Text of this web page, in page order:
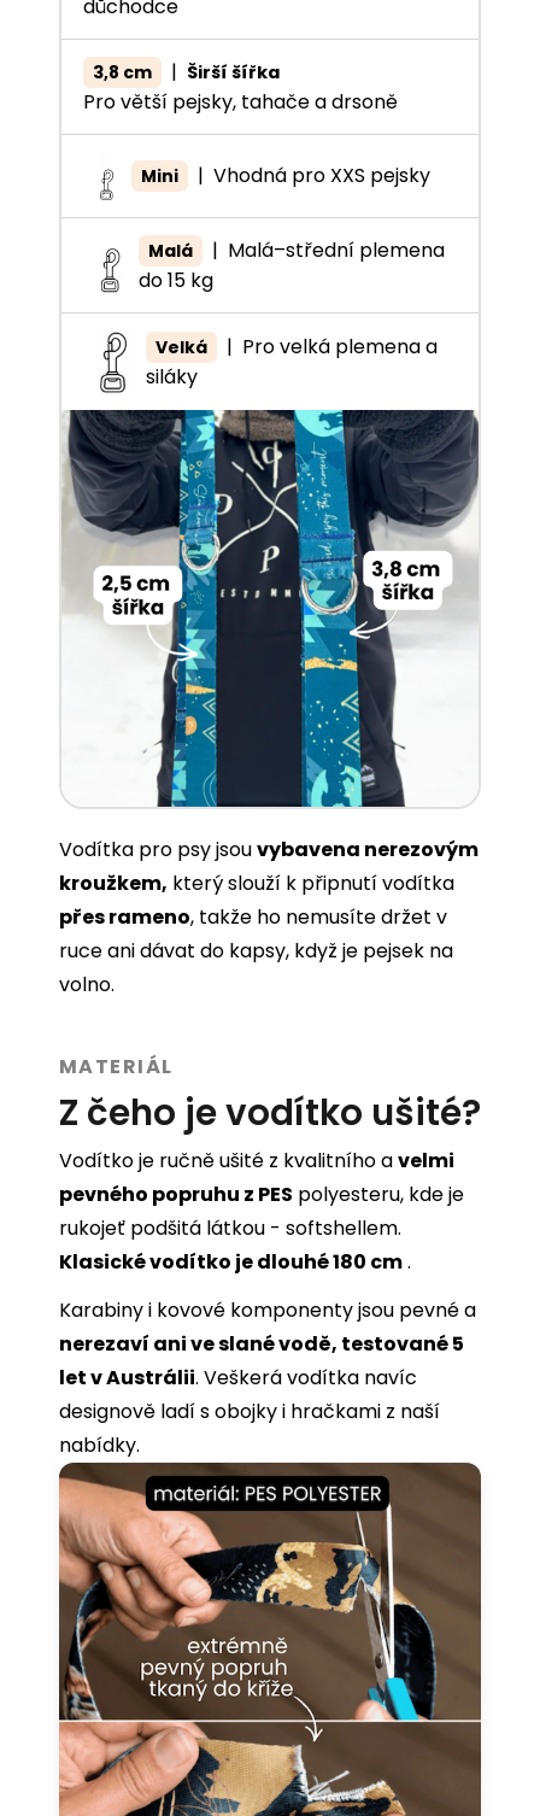
důchodce
3,8 cm | Širší šířka
Pro větší pejsky, tahače a drsoně
Mini | Vhodná pro XXS pejsky
Malá | Malá–střední plemena
do 15 kg
Velká | Pro velká plemena a
siláky
Vodítka pro psy jsouvybavena nerezovým
kroužkem, který slouží k připnutí vodítka
přes rameno, takže ho nemusíte držet v
ruce ani dávat do kapsy, když je pejsek na
volno.
MATERIÁL
Z čeho je vodítko ušité?
Vodítko je ručně ušité z kvalitního avelmi
pevného popruhu z PES polyesteru, kde je
rukojeť podšitá látkou - softshellem.
Klasické vodítko je dlouhé 180 cm.
Karabiny i kovové komponenty jsou pevné a
nerezaví ani ve slané vodě, testované 5
let v Austrálii. Veškerá vodítka navíc
designově ladí s obojky i hračkami z naší
nabídky.